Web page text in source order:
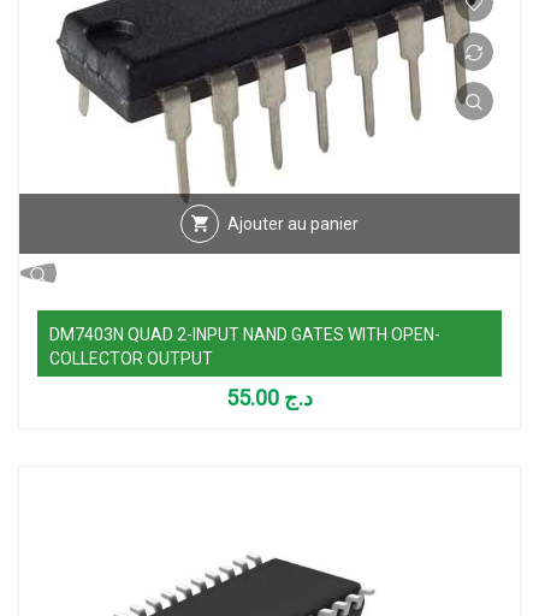
Ajouter au panier
DM7403N QUAD 2-INPUT NAND GATES WITH OPEN-
COLLECTOR OUTPUT
د.ج